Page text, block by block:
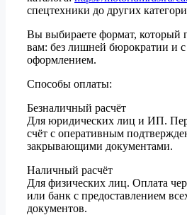
спецтехники до других
Вы выбираете формат, который
вам: без лишней бюрократии и
оформлением.
Способы оплаты:
Безналичный расчёт
Для юридических лиц и ИП.
счёт с оперативным
закрывающими документами.
Наличный расчёт
Для физических лиц. Оплата
или банк с предоставлением
документов.